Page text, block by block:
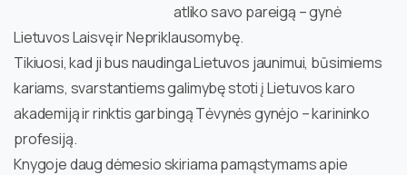
atliko savo pareigą – gynė
Lietuvos Laisvę ir Nepriklausomybę.
Tikiuosi, kad ji bus naudinga Lietuvos jaunimui, būsimiems
kariams, svarstantiems galimybę stoti į Lietuvos karo
akademiją ir rinktis garbingą Tėvynės gynėjo – karininko
profesiją.
Knygoje daug dėmesio skiriama pamąstymams apie